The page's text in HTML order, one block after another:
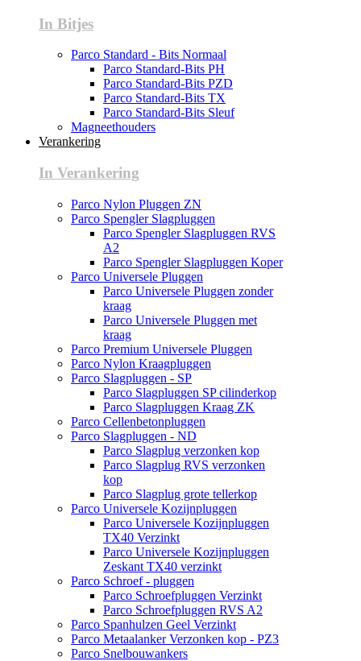
In Bitjes
Parco Standard - Bits Normaal
Parco Standard-Bits PH
Parco Standard-Bits PZD
Parco Standard-Bits TX
Parco Standard-Bits Sleuf
Magneethouders
Verankering
In Verankering
Parco Nylon Pluggen ZN
Parco Spengler Slagpluggen
Parco Spengler Slagpluggen RVS
A2
Parco Spengler Slagpluggen Koper
Parco Universele Pluggen
Parco Universele Pluggen zonder
kraag
Parco Universele Pluggen met
kraag
Parco Premium Universele Pluggen
Parco Nylon Kraagpluggen
Parco Slagpluggen - SP
Parco Slagpluggen SP cilinderkop
Parco Slagpluggen Kraag ZK
Parco Cellenbetonpluggen
Parco Slagpluggen - ND
Parco Slagplug verzonken kop
Parco Slagplug RVS verzonken
kop
Parco Slagplug grote tellerkop
Parco Universele Kozijnpluggen
Parco Universele Kozijnpluggen
TX40 Verzinkt
Parco Universele Kozijnpluggen
Zeskant TX40 verzinkt
Parco Schroef - pluggen
Parco Schroefpluggen Verzinkt
Parco Schroefpluggen RVS A2
Parco Spanhulzen Geel Verzinkt
Parco Metaalanker Verzonken kop - PZ3
Parco Snelbouwankers